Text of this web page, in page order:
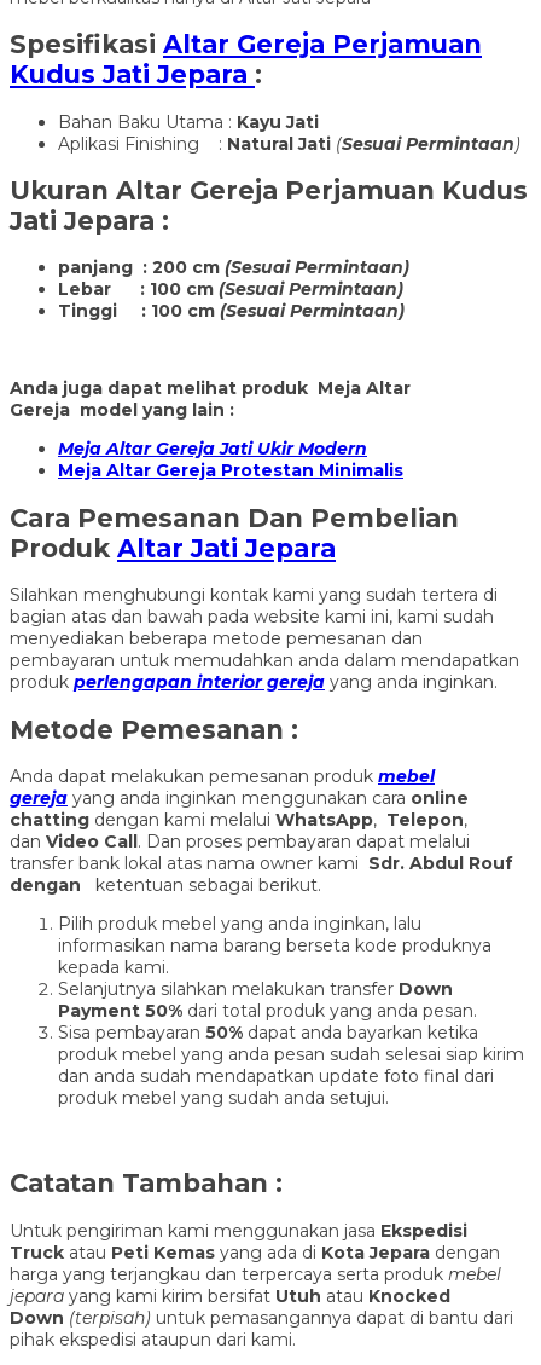
Spesifikasi Altar Gereja Perjamuan
Kudus Jati Jepara :
Bahan Baku Utama : Kayu Jati
Aplikasi Finishing : Natural Jati (Sesuai Permintaan)
Ukuran Altar Gereja Perjamuan Kudus
Jati Jepara :
panjang : 200 cm (Sesuai Permintaan)
Lebar : 100 cm (Sesuai Permintaan)
Tinggi : 100 cm (Sesuai Permintaan)
Anda juga dapat melihat produk Meja Altar
Gereja model yang lain :
Meja Altar Gereja Jati Ukir Modern
Meja Altar Gereja Protestan Minimalis
Cara Pemesanan Dan Pembelian
Produk Altar Jati Jepara
Silahkan menghubungi kontak kami yang sudah tertera di
bagian atas dan bawah pada website kami ini, kami sudah
menyediakan beberapa metode pemesanan dan
pembayaran untuk memudahkan anda dalam mendapatkan
produk perlengapan interior gereja yang anda inginkan.
Metode Pemesanan :
Anda dapat melakukan pemesanan produk mebel
gereja yang anda inginkan menggunakan cara online
chatting dengan kami melalui WhatsApp, Telepon,
dan Video Call. Dan proses pembayaran dapat melalui
transfer bank lokal atas nama owner kami Sdr. Abdul Rouf
dengan ketentuan sebagai berikut.
Pilih produk mebel yang anda inginkan, lalu
informasikan nama barang berseta kode produknya
kepada kami.
Selanjutnya silahkan melakukan transfer Down
Payment 50% dari total produk yang anda pesan.
Sisa pembayaran 50% dapat anda bayarkan ketika
produk mebel yang anda pesan sudah selesai siap kirim
dan anda sudah mendapatkan update foto final dari
produk mebel yang sudah anda setujui.
Catatan Tambahan :
Untuk pengiriman kami menggunakan jasa Ekspedisi
Truck atau Peti Kemas yang ada di Kota Jepara dengan
harga yang terjangkau dan terpercaya serta produk mebel
jepara yang kami kirim bersifat Utuh atau Knocked
Down (terpisah) untuk pemasangannya dapat di bantu dari
pihak ekspedisi ataupun dari kami.